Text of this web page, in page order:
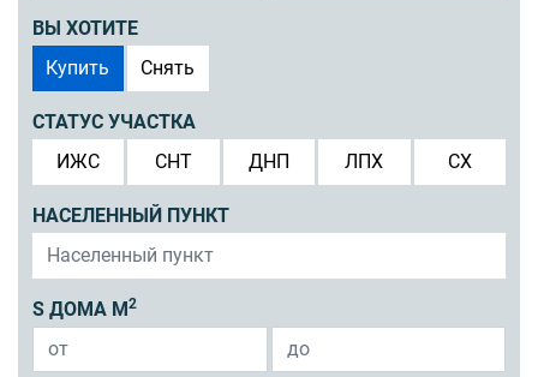
ВЫ ХОТИТЕ
Купить
Снять
СТАТУС УЧАСТКА
ИЖС
СНТ ДНП ЛПХ СХ
НАСЕЛЕННЫЙ ПУНКТ
S ДОМА М 2